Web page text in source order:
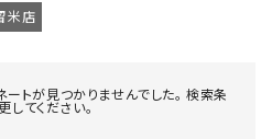
米店
トが見つかりませんでした。 検索条
してください。